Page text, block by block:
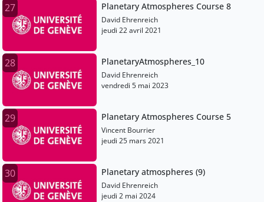
27 Planetary Atmospheres Course 8
David Ehrenreich
jeudi 22 avril 2021
28 PlanetaryAtmospheres_10
David Ehrenreich
vendredi 5 mai 2023
29 Planetary Atmospheres Course 5
Vincent Bourrier
jeudi 25 mars 2021
30 Planetary atmospheres (9)
David Ehrenreich
jeudi 2 mai 2024